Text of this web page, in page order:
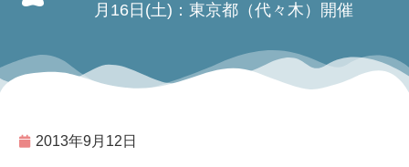
月16日(土)：東京都（代々木）開催
2013年9月12日